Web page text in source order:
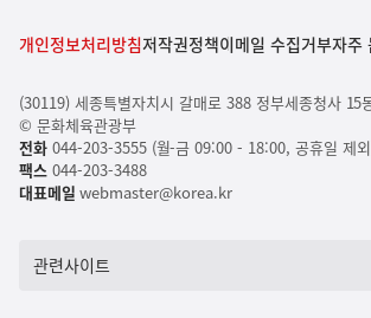
개인정보처리방침저작권정책이메일 수집거부자주
(30119) 세종특별자치시 갈매로 388 정부세종청사 15
© 문화체육관광부
전화044-203-3555 (월-금 09:00 - 18:00, 공휴일 제
팩스044-203-3488
대표메일 webmaster@korea.kr
관련사이트